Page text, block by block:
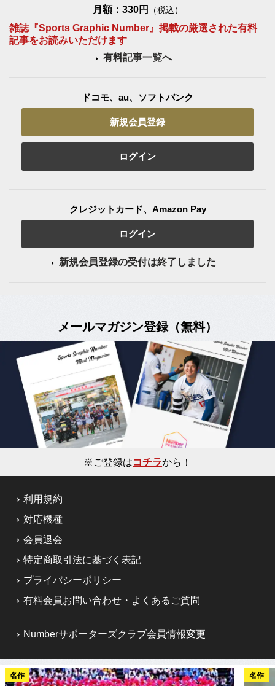
月額：330円 （税込）
雑誌『Sports Graphic Number』掲載の厳選された有料
記事をお読みいただけます
有料記事一覧へ
ドコモ、au、ソフトバンク
新規会員登録
ログイン
クレジットカード、Amazon Pay
ログイン
新規会員登録の受付は終了しました
メールマガジン登録（無料）
※ご登録はコチラから！
利用規約
対応機種
会員退会
特定商取引法に基づく表記
プライバシーポリシー
有料会員お問い合わせ・よくあるご質問
Numberサポーターズクラブ会員情報変更
名作 名作